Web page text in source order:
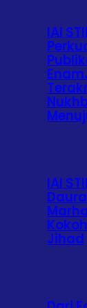
IAI
IAI
Jihad